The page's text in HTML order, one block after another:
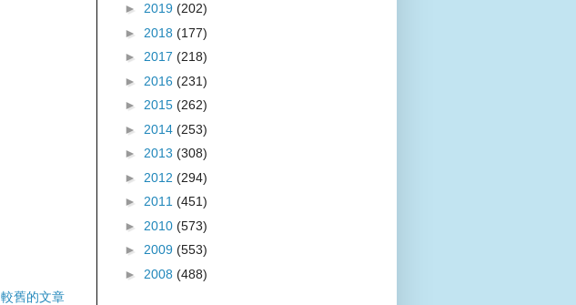
較舊的文章
► 2019 (202)
► 2018 (177)
► 2017 (218)
► 2016 (231)
► 2015 (262)
► 2014 (253)
► 2013 (308)
► 2012 (294)
► 2011 (451)
► 2010 (573)
► 2009 (553)
► 2008 (488)